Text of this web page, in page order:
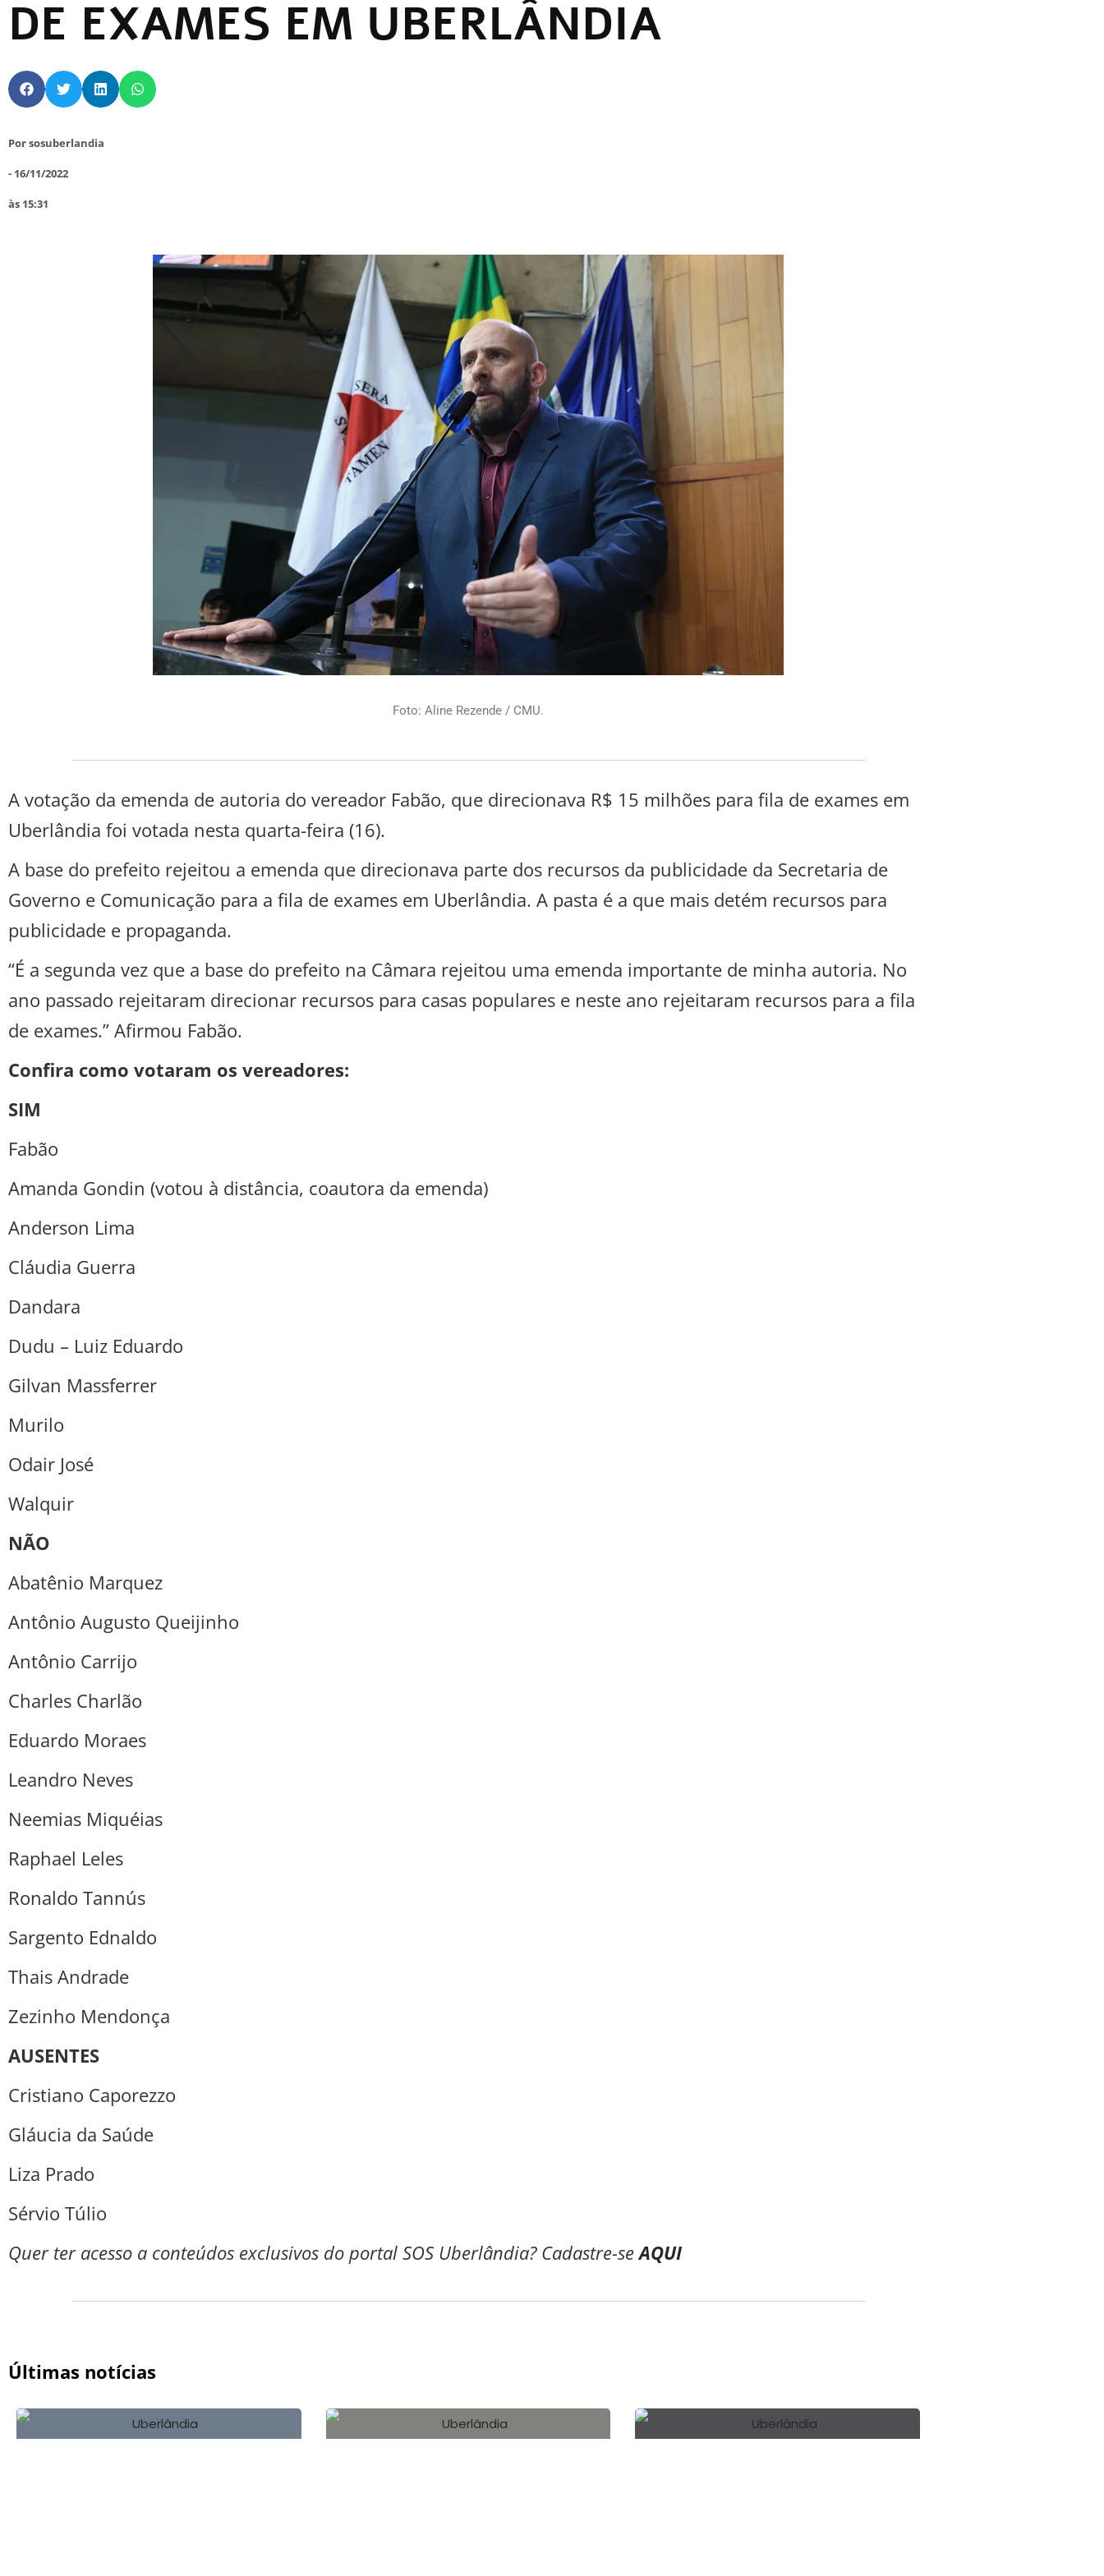
DE EXAMES EM UBERLÂNDIA
Porsosuberlandia
- 16/11/2022
às 15:31
Foto: Aline Rezende / CMU.
A votação da emenda de autoria do vereador Fabão, que direcionava R$ 15 milhões para fila de exames em
Uberlândia foi votada nesta quarta-feira (16).
A base do prefeito rejeitou a emenda que direcionava parte dos recursos da publicidade da Secretaria de
Governo e Comunicação para a fila de exames em Uberlândia. A pasta é a que mais detém recursos para
publicidade e propaganda.
“É a segunda vez que a base do prefeito na Câmara rejeitou uma emenda importante de minha autoria. No
ano passado rejeitaram direcionar recursos para casas populares e neste ano rejeitaram recursos para a fila
de exames.” Afirmou Fabão.
Confira como votaram os vereadores:
SIM
Fabão
Amanda Gondin (votou à distância, coautora da emenda)
Anderson Lima
Cláudia Guerra
Dandara
Dudu – Luiz Eduardo
Gilvan Massferrer
Murilo
Odair José
Walquir
NÃO
Abatênio Marquez
Antônio Augusto Queijinho
Antônio Carrijo
Charles Charlão
Eduardo Moraes
Leandro Neves
Neemias Miquéias
Raphael Leles
Ronaldo Tannús
Sargento Ednaldo
Thais Andrade
Zezinho Mendonça
AUSENTES
Cristiano Caporezzo
Gláucia da Saúde
Liza Prado
Sérvio Túlio
Quer ter acesso a conteúdos exclusivos do portal SOS Uberlândia? Cadastre-seAQUI
Últimas notícias